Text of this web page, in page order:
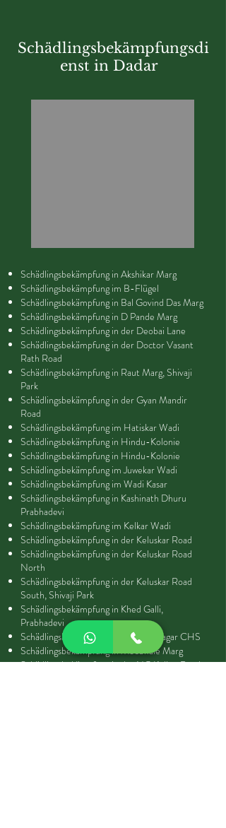
Schädlingsbekämpfungsdi
enst in Dadar
Schädlingsbekämpfung in Akshikar Marg
Schädlingsbekämpfung im B-Flügel
Schädlingsbekämpfung in Bal Govind Das Marg
Schädlingsbekämpfung in D Pande Marg
Schädlingsbekämpfung in der Deobai Lane
Schädlingsbekämpfung in der Doctor Vasant
Rath Road
Schädlingsbekämpfung in Raut Marg, Shivaji
Park
Schädlingsbekämpfung in der Gyan Mandir
Road
Schädlingsbekämpfung im Hatiskar Wadi
Schädlingsbekämpfung in Hindu-Kolonie
Schädlingsbekämpfung in Hindu-Kolonie
Schädlingsbekämpfung im Juwekar Wadi
Schädlingsbekämpfung im Wadi Kasar
Schädlingsbekämpfung in Kashinath Dhuru
Prabhadevi
Schädlingsbekämpfung im Kelkar Wadi
Schädlingsbekämpfung in der Keluskar Road
Schädlingsbekämpfung in der Keluskar Road
North
Schädlingsbekämpfung in der Keluskar Road
South, Shivaji Park
Schädlingsbekämpfung in Khed Galli,
Prabhadevi
Schädlingsbekämpfung in Madhav Nagar CHS
Schädlingsbekämpfung in Mc Jawale Marg
Schädlingsbekämpfung in der NC Kelkar Road